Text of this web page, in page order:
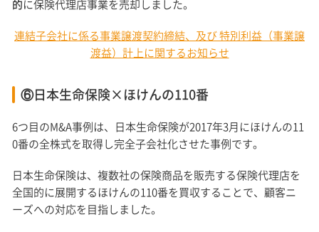
的に保険代理店事業を売却しました。
連結子会社に係る事業譲渡契約締結、及び 特別利益（事業譲
渡益）計上に関するお知らせ
⑥日本生命保険×ほけんの110番
6つ目のM&A事例は、日本生命保険が2017年3月にほけんの11
0番の全株式を取得し完全子会社化させた事例です。
日本生命保険は、複数社の保険商品を販売する保険代理店を
全国的に展開するほけんの110番を買収することで、顧客ニ
ーズへの対応を目指しました。